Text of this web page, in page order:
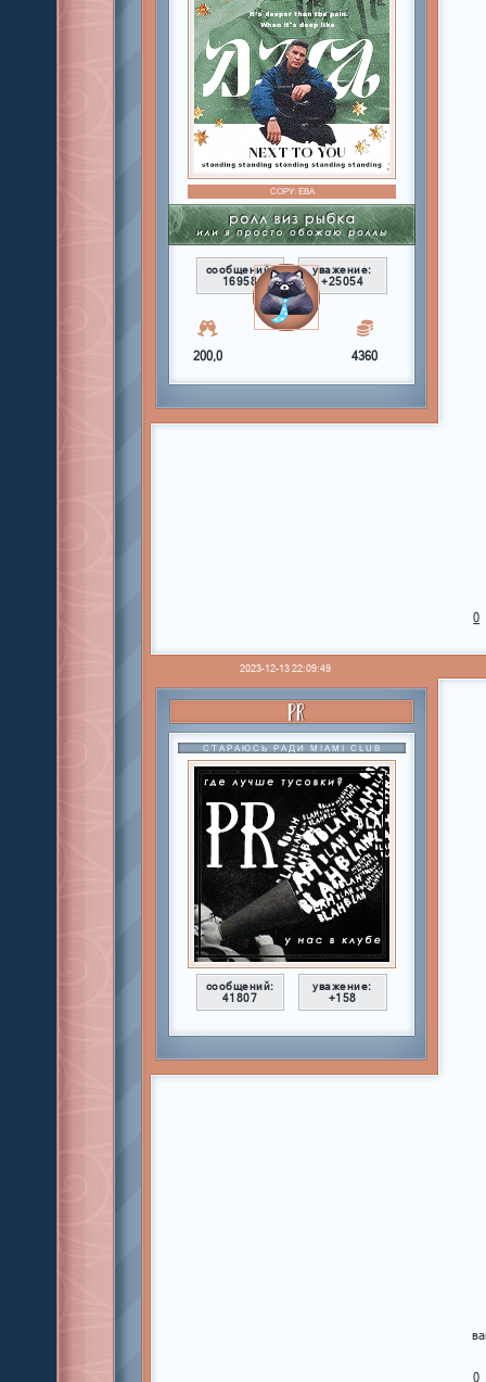
COPY:ЕВА
сообщений:
16958
уважение:
+25054
200,0 4360
0
2023-12-13 22:09:49
PR
СТАРАЮСЬ РАДИ MIAMI CLUB
сообщений:
41807
уважение:
+158
0